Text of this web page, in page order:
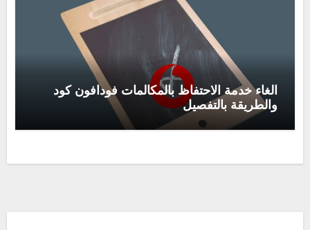
الغاء خدمة الاحتفاظ بالمكالمات فودافون كود
والطريقة بالتفصيل